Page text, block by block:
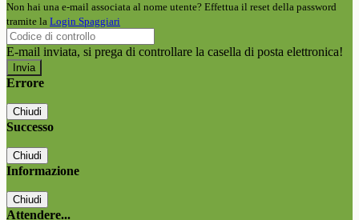
Non hai una e-mail associata al nome utente? Effettua il reset della password
tramite la Login Spaggiari
E-mail inviata, si prega di controllare la casella di posta elettronica!
Errore
Chiudi
Successo
Chiudi
Informazione
Chiudi
Attendere...